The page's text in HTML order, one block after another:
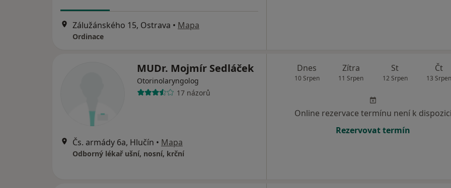
Zálužánského 15, Ostrava • Mapa
Ordinace
MUDr. Mojmír Sedláček
Otorinolaryngolog
17 názorů
Čs. armády 6a, Hlučín • Mapa
Odborný lékař ušní, nosní, krční
Dnes
10 Srpen
Zítra
11 Srpen
St
12 Srpen
Čt
13 Srpen
Online rezervace termínu není k dispozici
Rezervovat termín